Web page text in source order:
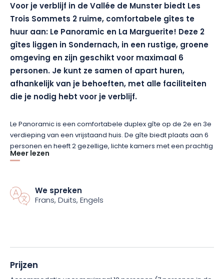
Voor je verblijf in de Vallée de Munster biedt Les
Trois Sommets 2 ruime, comfortabele gîtes te
huur aan: Le Panoramic en La Marguerite! Deze 2
gîtes liggen in Sondernach, in een rustige, groene
omgeving en zijn geschikt voor maximaal 6
personen. Je kunt ze samen of apart huren,
afhankelijk van je behoeften, met alle faciliteiten
die je nodig hebt voor je verblijf.
LePanoramicis een comfortabele duplex gîte op de 2e en 3e
verdieping van een vrijstaand huis.De gîte biedt plaats aan 6
personen en heeft 2 gezellige, lichte kamers met een prachtig
uitzicht op het
ontspanning en cocooning.
klein open terras, ideaal voor het ontbijt of een barbecue!
keuken met uitzicht op deHohnecken een lichte woonkamer
is het perfect voor een ontspannende vakantie voor maximaal
6 personen!
Meer lezen
We spreken
Frans, Duits, Engels
Prijzen